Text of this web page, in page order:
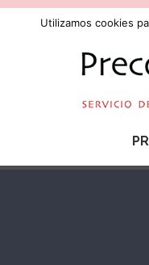
Utilizamos cookies